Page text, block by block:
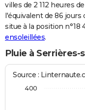
villes de 2 112 heures
l'équivalent de 86 jours
situe à la position n°18
ensoleillées.
Pluie à Serrières-
Source :
400